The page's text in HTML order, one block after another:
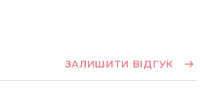
ЗАЛИШИТИ ВІДГУК